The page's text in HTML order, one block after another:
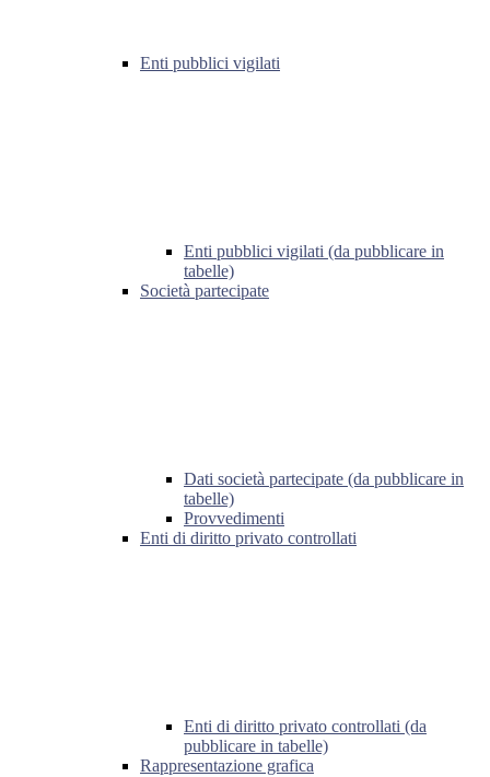
Enti pubblici vigilati
Enti pubblici vigilati (da pubblicare in
tabelle)
Società partecipate
Dati società partecipate (da pubblicare in
tabelle)
Provvedimenti
Enti di diritto privato controllati
Enti di diritto privato controllati (da
pubblicare in tabelle)
Rappresentazione grafica